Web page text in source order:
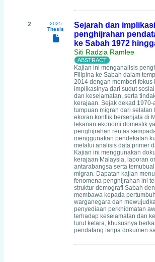
2
2025
Thesis
Sejarah dan implikasi
penghijrahan
ke Sabah 1972
Siti Radzia Ramlee
Kajian ini menganalisis
Filipina ke Sabah dalam
2014 dengan memberi fokus
implikasinya dari sudut
dan keselamatan, serta
kerajaan. Sejak dekad
tumpuan migran dari selatan
ekoran konflik bersenjata di
tekanan ekonomi domestik
penghijrahan rentas
menggunakan pendekatan
melalui analisis data primer
Kajian ini menggunakan
kerajaan Malaysia, laporan
antarabangsa serta
migran. Dapatan kajian
fenomena penghijrahan ini
struktur demografi Sabah
membawa kepada
warganegara dan
penyediaan perkhidmatan
terhadap keselamatan dan
turut ketara, khususnya
pendatang tanpa dokumen